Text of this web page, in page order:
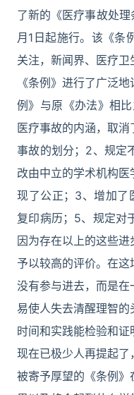
了新的《医疗事故处
月1日起施行。该《条
关注，新闻界、医疗
《条例》进行了广泛
例》与原《办法》相
医疗事故的内涵，取
事故的划分；2、规定
改由中立的学术机构
现了公正；3、增加了
复印病历；5、规定对
因为存在以上的这些进
予以较高的评价。在
没有参与进去，而是
易使人失去清醒理智
时间和实践能检验和证
现在已极少人再提起
被寄予厚望的《条例